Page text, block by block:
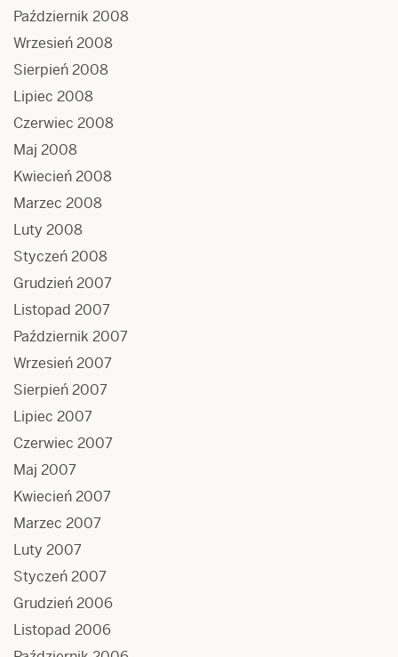
Październik 2008
Wrzesień 2008
Sierpień 2008
Lipiec 2008
Czerwiec 2008
Maj 2008
Kwiecień 2008
Marzec 2008
Luty 2008
Styczeń 2008
Grudzień 2007
Listopad 2007
Październik 2007
Wrzesień 2007
Sierpień 2007
Lipiec 2007
Czerwiec 2007
Maj 2007
Kwiecień 2007
Marzec 2007
Luty 2007
Styczeń 2007
Grudzień 2006
Listopad 2006